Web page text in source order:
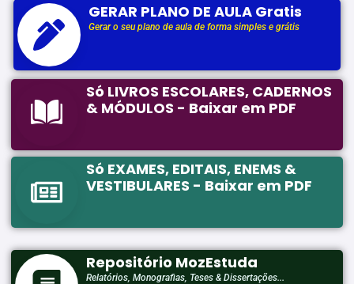
GERAR PLANO DE AULA Gratis
Gerar o seu plano de aula de forma simples e grátis
Só LIVROS ESCOLARES, CADERNOS
& MÓDULOS - Baixar em PDF
Só EXAMES, EDITAIS, ENEMS &
VESTIBULARES - Baixar em PDF
Repositório MozEstuda
Relatórios, Monografias, Teses & Dissertações...